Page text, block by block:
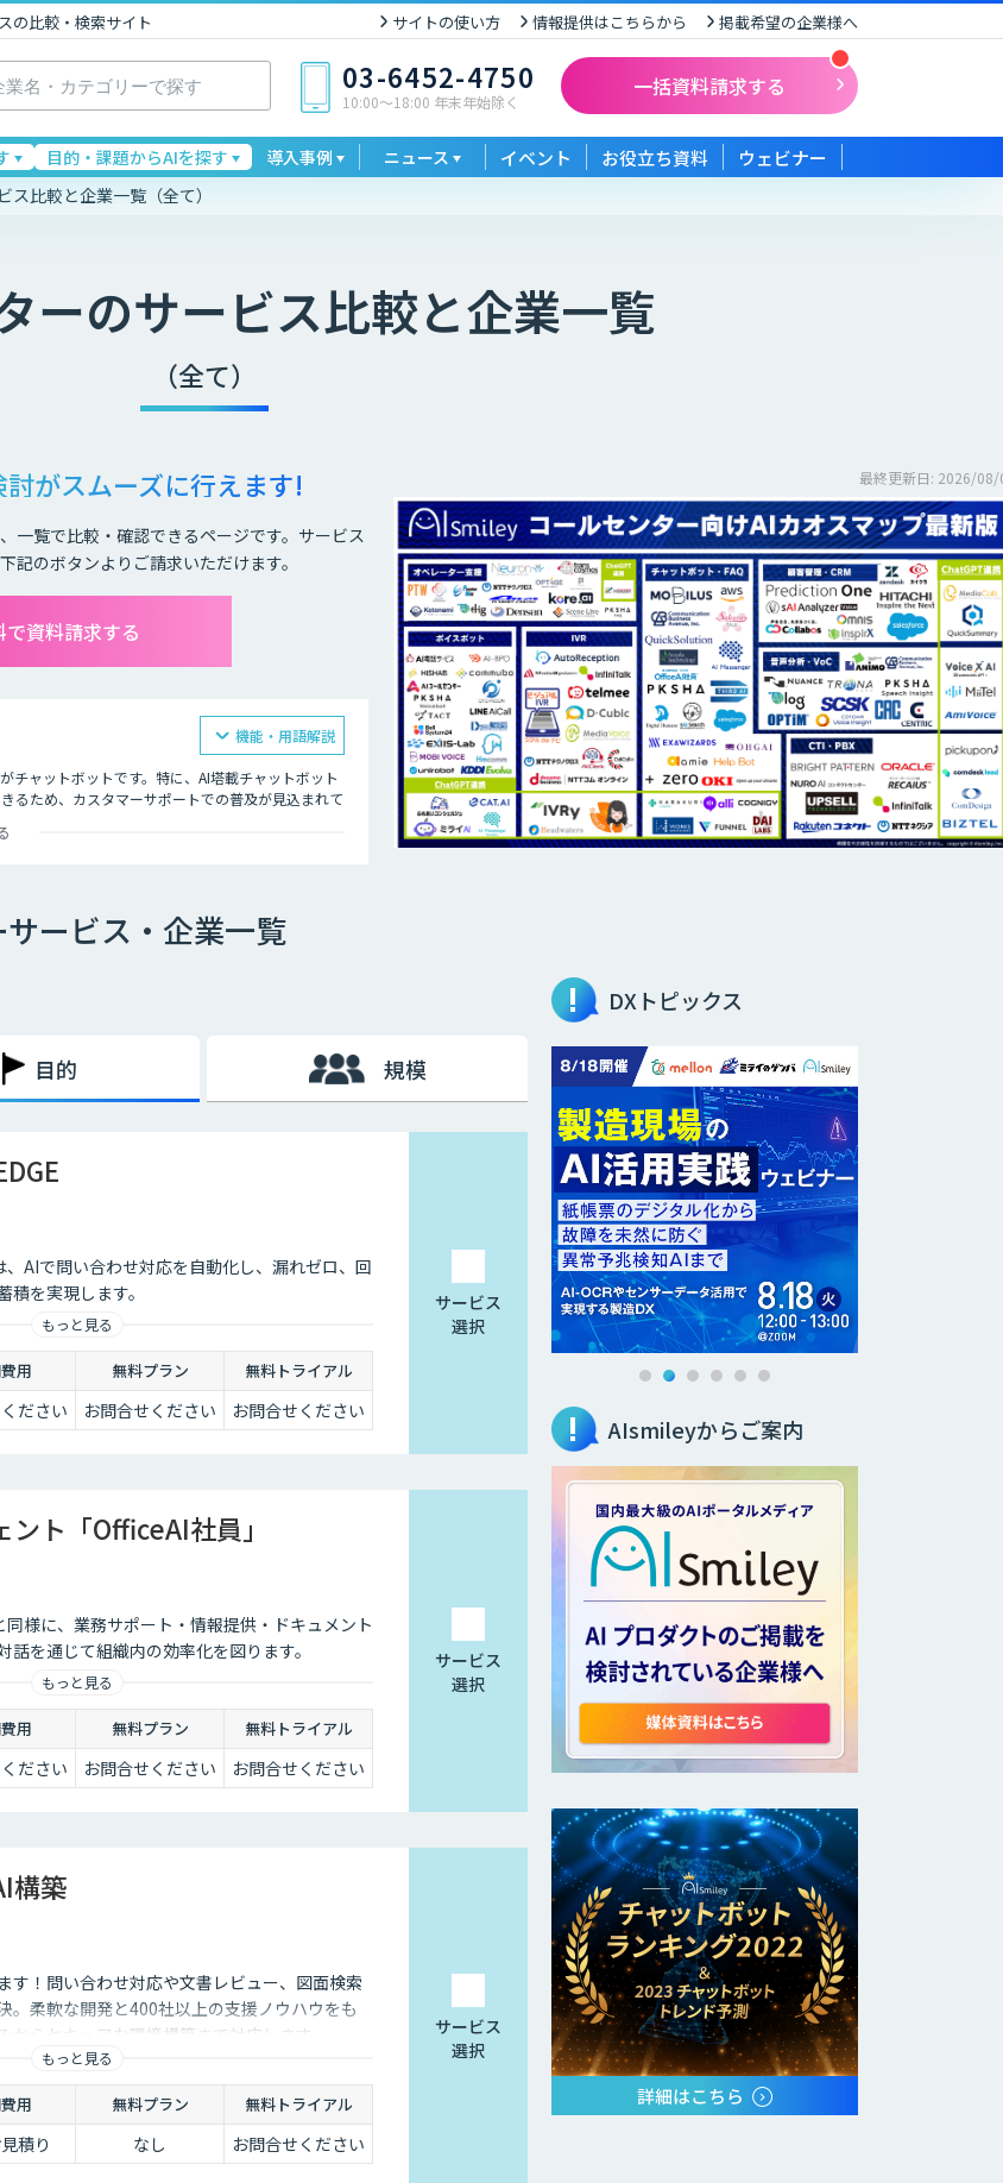
の比較・検索サイト サイトの使い方 情報提供はこちらから 掲載希望の企業様へ
03-6452-4750
10:00〜18:00 年末年始除く
一括資料請求する
目的・課題からAIを探す 導入事例 ニュース イベント お役立ち資料 ウェビナー
ス比較と企業一覧（全て）
ーのサービス比較と企業一覧
（全て）
討がスムーズに行えます!
一覧で比較・確認できるページです。サービス
のボタンよりご請求いただけます。
資料請求する
最終更新日: 2026/08/
チャットボットです。特に、AI塔載チャットボット
るため、カスタマーサポートでの普及が見込まれて
きるようになり、電話対応の品質も向上しました。
なコミュニケーションを図ることで、顧客との関係
回答ができなかった場合は、オペレーターによる
ったオペレーターがチャットによる対応を行うと
積されたナレッジは、問い合わせをリアルタイムで
示するサービスにも活用することが可能です。回答
果、回答にかかる時間の短縮でき、顧客からの電話
機能・用語解説
ービス・企業一覧
目的 規模
、AIで問い合わせ対応を自動化し、漏れゼロ、回
を実現します。
もっと見る
用 無料プラン 無料トライアル
ださい お問合せください お問合せください
サービス
選択
ト「OfficeAI社員」
様に、業務サポート・情報提供・ドキュメント
を通じて組織内の効率化を図ります。
もっと見る
用 無料プラン 無料トライアル
ださい お問合せください お問合せください
サービス
選択
構築
す！問い合わせ対応や文書レビュー、図面検索
。柔軟な開発と400社以上の支援ノウハウをも
からセキュアな環境構築まで対応します。
もっと見る
用 無料プラン 無料トライアル
積り なし お問合せください
サービス
選択
DXトピックス
AIsmileyからご案内